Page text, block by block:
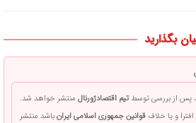
بگذارید
پس از بررسی توسطتیم اقتصادژورنالمنتشر خواهد شد.
و یا خلافقوانین جمهوری اسلامی ایرانباشد منتشر